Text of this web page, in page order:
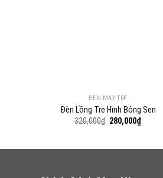
ĐÈN MÂY TRE
Đèn Lồng Tre Hình Bông Sen
320,000₫ Giá
280,000₫Giá